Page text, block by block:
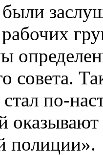
совета.
стал по-
полиции».